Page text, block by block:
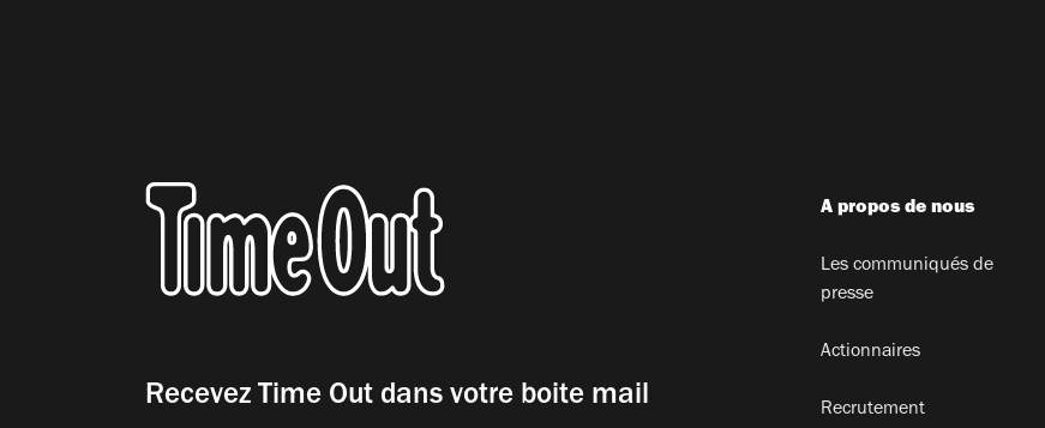
Recevez Time Out dans votre boite mail
A propos de nous
Les communiqués de
presse
Actionnaires
Recrutement